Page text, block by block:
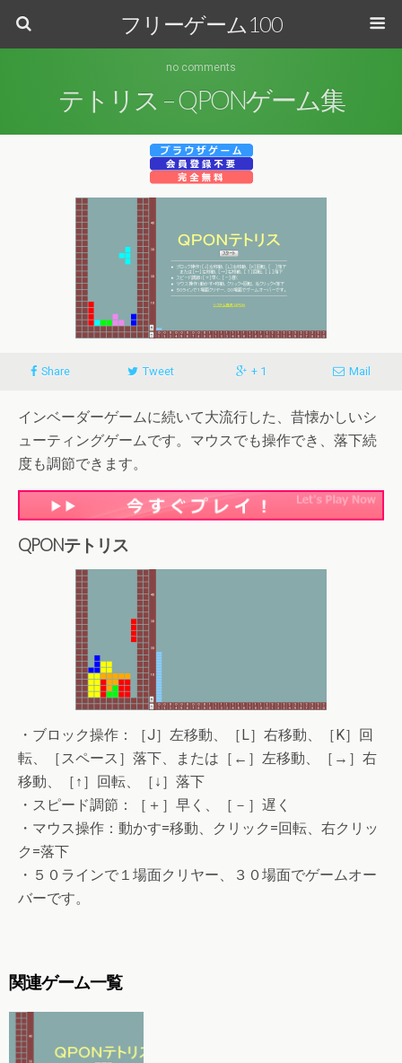
フリーゲーム100
no comments
テトリス – QPONゲーム集
Share Tweet + 1 Mail
インベーダーゲームに続いて大流行した、昔懐かしいシ
ューティングゲームです。マウスでも操作でき、落下続
度も調節できます。
QPONテトリス
・ブロック操作：［J］左移動、［L］右移動、［K］回
転、［スペース］落下、または［←］左移動、［→］右
移動、［↑］回転、［↓］落下
・スピード調節：［＋］早く、［－］遅く
・マウス操作：動かす=移動、クリック=回転、右クリッ
ク=落下
・５０ラインで１場面クリヤー、３０場面でゲームオー
バーです。
関連ゲーム一覧